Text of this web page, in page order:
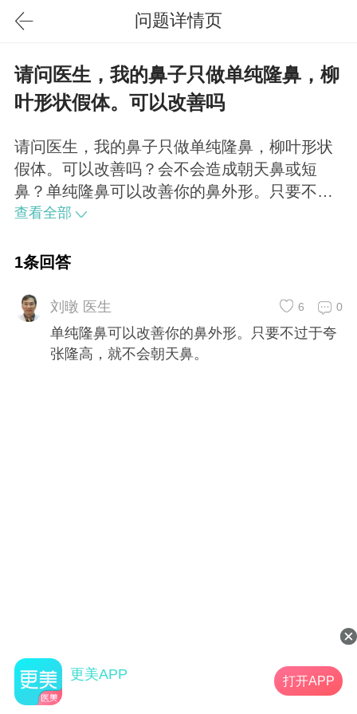
问题详情页
请问医生，我的鼻子只做单纯隆鼻，柳
叶形状假体。可以改善吗
请问医生，我的鼻子只做单纯隆鼻，柳叶形状
假体。可以改善吗？会不会造成朝天鼻或短
鼻？单纯隆鼻可以改善你的鼻外形。只要不过
于夸张隆高，就不会朝天鼻。
查看全部
1条回答
刘暾 医生 0
6
单纯隆鼻可以改善你的鼻外形。只要不过于夸
张隆高，就不会朝天鼻。
更美APP 打开APP